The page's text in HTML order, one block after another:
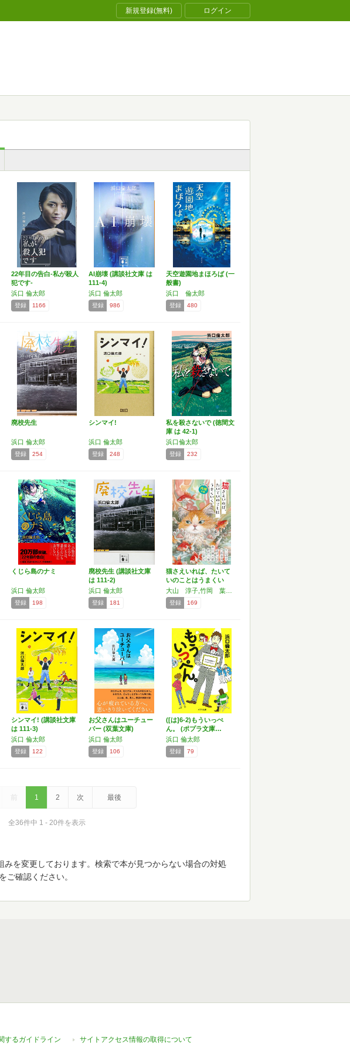
新規登録(無料) ログイン
22年目の告白-私が殺人
犯です-
浜口 倫太郎
登録 1166
AI崩壊 (講談社文庫 は
111-4)
浜口 倫太郎
登録 986
天空遊園地まほろば (一
般書)
浜口 倫太郎
登録 480
廃校先生
浜口 倫太郎
登録 254
シンマイ!
浜口 倫太郎
登録 248
私を殺さないで (徳間文
庫 は 42-1)
浜口倫太郎
登録 232
くじら島のナミ
浜口 倫太郎
登録 198
廃校先生 (講談社文庫
は 111-2)
浜口 倫太郎
登録 181
猫さえいれば、たいて
いのことはうまくい
く。 …
登録 169
シンマイ! (講談社文庫
は 111-3)
浜口 倫太郎
登録 122
お父さんはユーチュー
バー (双葉文庫)
浜口 倫太郎
登録 106
([は]6-2)もういっぺ
ん。 (ポプラ文庫…
浜口 倫太郎
登録 79
前 1 2 次 最後
全36件中 1 - 20件を表示
みを変更しております。検索で本が見つからない場合の対処
をご確認ください。
するガイドライン サイトアクセス情報の取得について